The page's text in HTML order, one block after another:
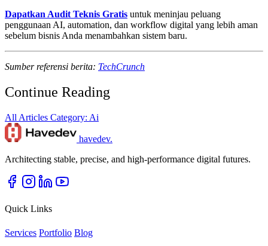
Dapatkan Audit Teknis Gratis untuk meninjau peluang
penggunaan AI, automation, dan workflow digital yang lebih aman
sebelum bisnis Anda menambahkan sistem baru.
Sumber referensi berita: TechCrunch
Continue Reading
All Articles Category: Ai
havedev.
Architecting stable, precise, and high-performance digital futures.
Quick Links
Services Portfolio Blog